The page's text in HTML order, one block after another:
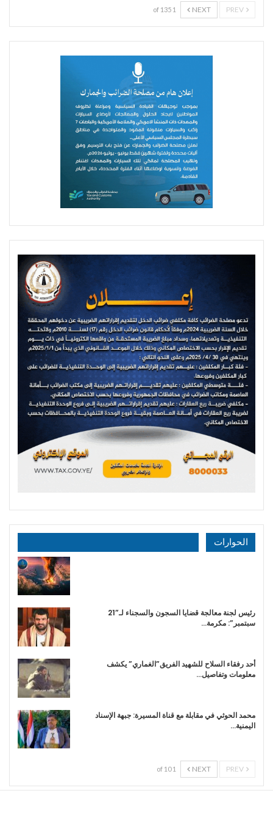
NEXT
1 of 135
الحوارات
رئيس لجنة معالجة قضايا السجون والسجناء لـ”21
سبتمبر”: مكرمة…
أحد رفقاء السلاح للشهيد الفريق”الغماري” يكشف
معلومات وتفاصيل…
محمد الحوثي في مقابلة مع قناة المسيرة: جبهة الإسناد
اليمنية…
NEXT
1 of 10